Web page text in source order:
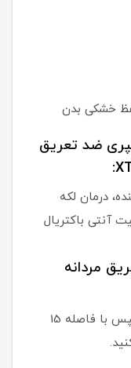
خشکی بدن
ضد تعریق
درمان لکه
آنتی باکتریال
مردانه
محصول را به خوبی تکان دهید، سپس با فاصله 15